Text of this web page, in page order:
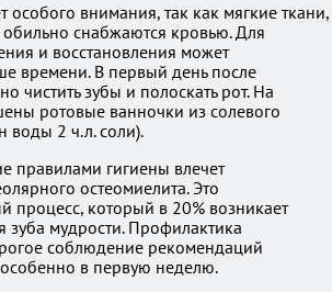
особого внимания, так как мягкие ткани,
снабжаются кровью. Для
и восстановления может
времени. В первый день после
чистить зубы и полоскать рот. На
ротовые ванночки из солевого
воды 2 ч.л. соли).
правилами гигиены влечет
остеомиелита. Это
процесс, который в 20% возникает
зуба мудрости. Профилактика
соблюдение рекомендаций
особенно в первую неделю.